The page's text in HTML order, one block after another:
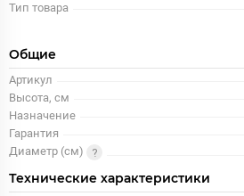
Тип товара
Общие
Артикул
Высота, см
Назначение
Гарантия
Диаметр (см)
Технические характеристики